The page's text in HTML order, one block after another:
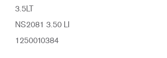
3.5LT
NS2081 3.50 LI
1250010384